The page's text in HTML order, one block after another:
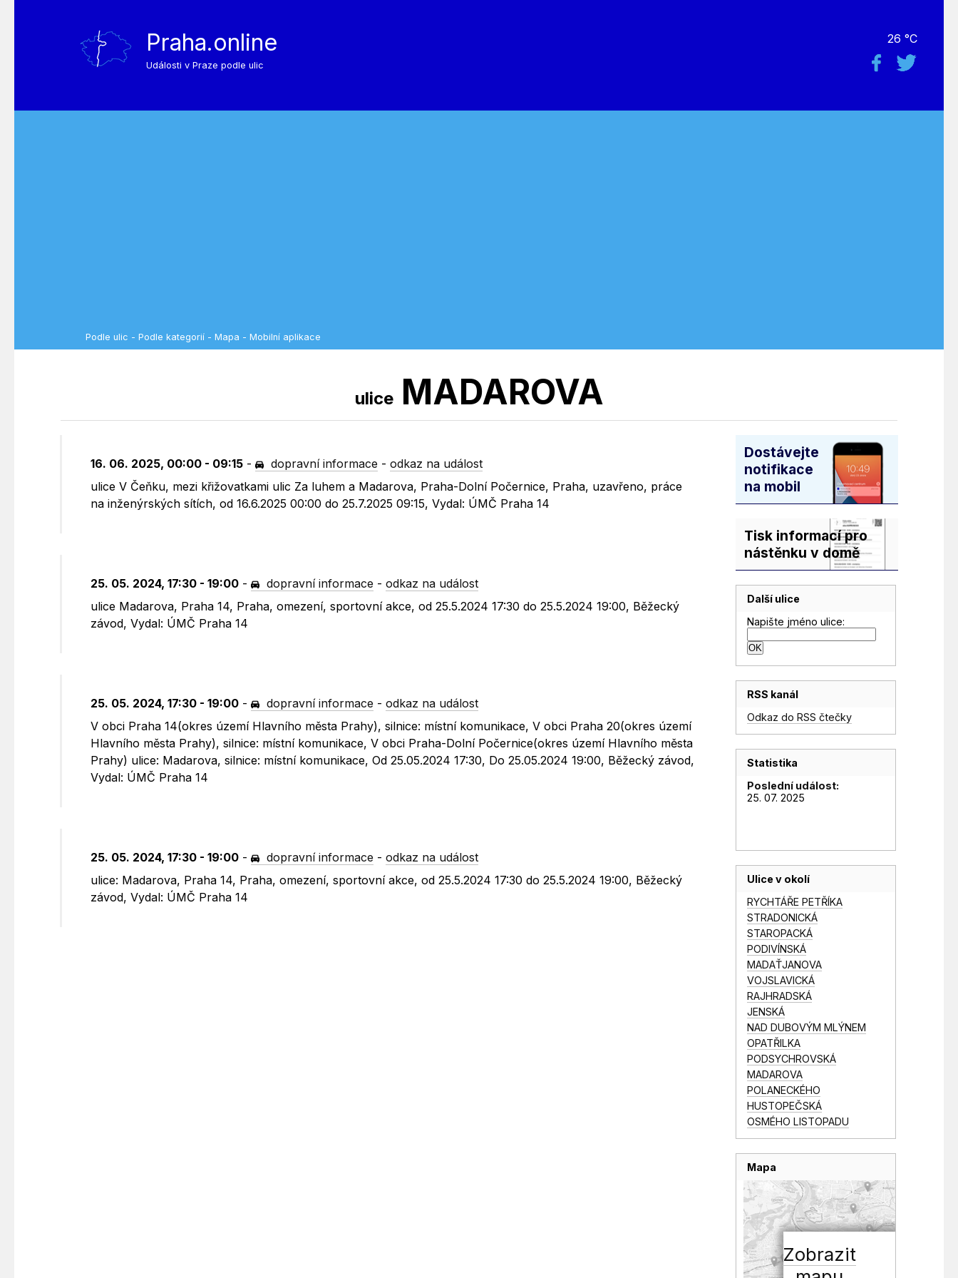
Praha.online
Události v Praze podle ulic
26 °C
Podle ulic - Podle kategorií - Mapa - Mobilní aplikace
uliceMADAROVA
16. 06. 2025, 00:00 - 09:15 - dopravní informace -odkaz na událost
ulice V Čeňku, mezi křižovatkami ulic Za luhem a Madarova, Praha-Dolní Počernice, Praha, uzavřeno, práce
na inženýrských sítích, od 16.6.2025 00:00 do 25.7.2025 09:15, Vydal: ÚMČ Praha 14
25. 05. 2024, 17:30 - 19:00 - dopravní informace -odkaz na událost
ulice Madarova, Praha 14, Praha, omezení, sportovní akce, od 25.5.2024 17:30 do 25.5.2024 19:00, Běžecký
závod, Vydal: ÚMČ Praha 14
25. 05. 2024, 17:30 - 19:00 - dopravní informace -odkaz na událost
V obci Praha 14(okres území Hlavního města Prahy), silnice: místní komunikace, V obci Praha 20(okres území
Hlavního města Prahy), silnice: místní komunikace, V obci Praha-Dolní Počernice(okres území Hlavního města
Prahy) ulice: Madarova, silnice: místní komunikace, Od 25.05.2024 17:30, Do 25.05.2024 19:00, Běžecký závod,
Vydal: ÚMČ Praha 14
25. 05. 2024, 17:30 - 19:00 - dopravní informace -odkaz na událost
ulice: Madarova, Praha 14, Praha, omezení, sportovní akce, od 25.5.2024 17:30 do 25.5.2024 19:00, Běžecký
závod, Vydal: ÚMČ Praha 14
Dostávejte
notifikace
na mobil
Tisk informací pro
nástěnku v domě
Další ulice
Napište jméno ulice:
RSS kanál
Odkaz do RSS čtečky
Statistika
Poslední událost:
25. 07. 2025
Ulice v okolí
RYCHTÁŘE PETŘÍKA
STRADONICKÁ
STAROPACKÁ
PODIVÍNSKÁ
MADAŤJANOVA
VOJSLAVICKÁ
RAJHRADSKÁ
JENSKÁ
NAD DUBOVÝM MLÝNEM
OPATŘILKA
PODSYCHROVSKÁ
MADAROVA
POLANECKÉHO
HUSTOPEČSKÁ
OSMÉHO LISTOPADU
Mapa
Zobrazit